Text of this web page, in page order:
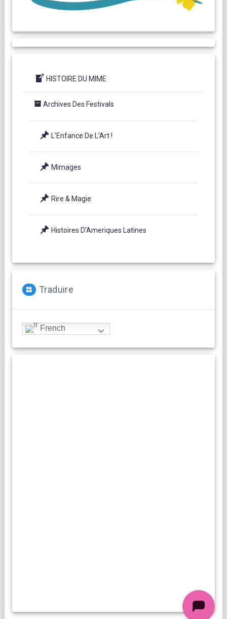
HISTOIRE DU MIME
Archives Des Festivals
L’Enfance De L’Art !
Mimages
Rire & Magie
Histoires D’Ameriques Latines
Traduire
French